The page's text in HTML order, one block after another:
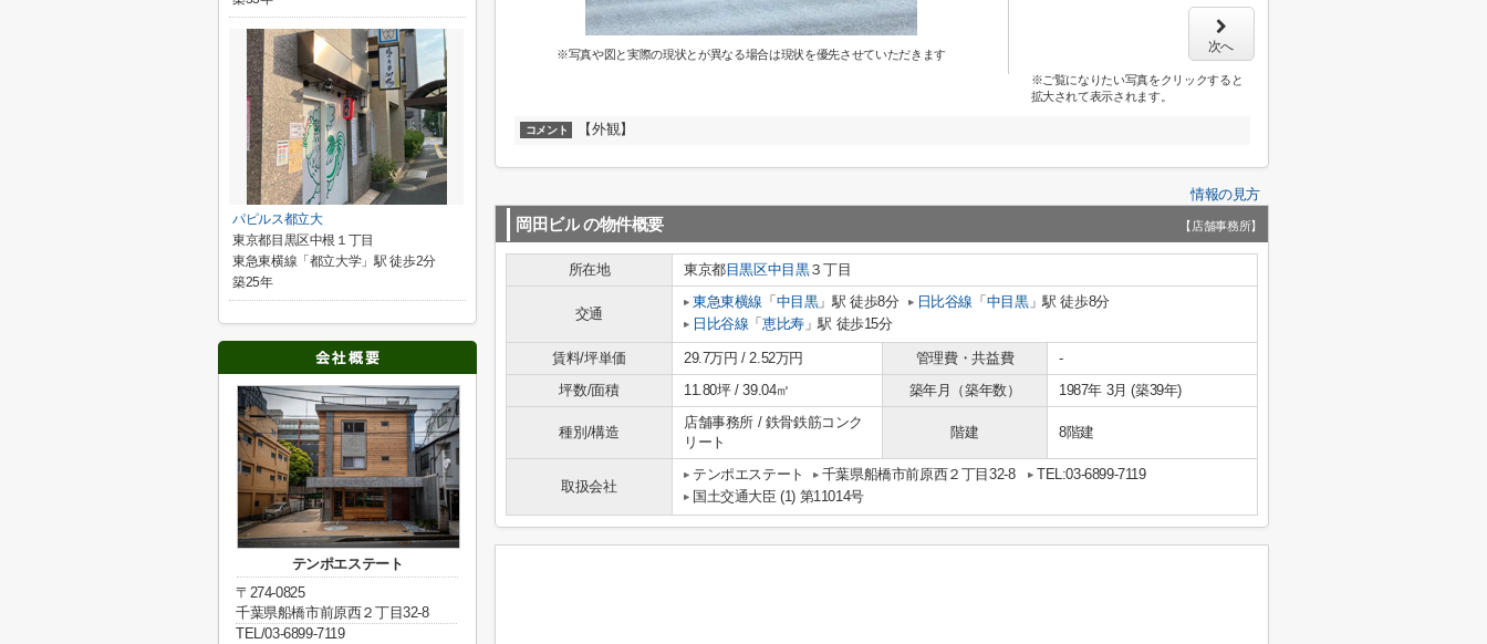
※写真や図と実際の現状とが異なる場合は現状を優先させていただきます 次へ
※ご覧になりたい写真をクリックすると
拡大されて表示されます。
コメント 【外観】
情報の見方
岡田ビル の物件概要 【店舗事務所】
所在地 東京都目黒区中目黒３丁目
交通
東急東横線 「 中目黒」駅 徒歩8分 日比谷線 「 中目黒」駅 徒歩8分
日比谷線 「恵比寿」駅 徒歩15分
賃料/坪単価 29.7万円 / 2.52万円 管理費・共益費
-
坪数/面積
11.80坪 / 39.04㎡ 築年月（築年数） 1987年 3月 (築39年)
種別/構造
店舗事務所 / 鉄骨鉄筋コンク
リート
階建 8階建
取扱会社
テンポエステート 千葉県船橋市前原西２丁目32-8
TEL:03-6899-7119
国土交通大臣 (1) 第11014号
パピルス都立大
東京都目黒区中根１丁目
東急東横線「都立大学」駅 徒歩2分
築25年
テンポエステート
〒274-0825
千葉県船橋市前原西２丁目32-8
TEL/03-6899-7119